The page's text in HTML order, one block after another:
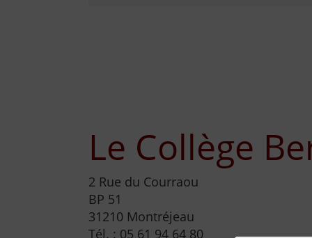
Le Collège
2 Rue du Courraou
BP 51
31210 Montréjeau
Tél. : 05 61 94 64 80